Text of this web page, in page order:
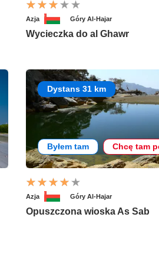
Azja Góry Al-Hajar
Wycieczka do al Ghawr
Dystans 31 km
Byłem tam Chcę tam
Azja Góry Al-Hajar
Opuszczona wioska As Sab